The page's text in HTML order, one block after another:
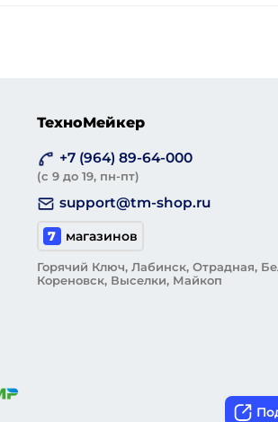
ТехноМейкер
+7 (964) 89-64-000
(с 9 до 19, пн-пт)
support@tm-shop.ru
7 магазинов
Горячий Ключ, Лабинск, Отрадная,
Кореновск, Выселки, Майкоп